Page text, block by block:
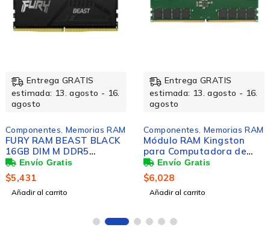
Entrega GRATIS
estimada: 13. agosto - 16.
agosto
Componentes Memorias RAM
FURY RAM BEAST BLACK
16GB DIM M DDR5
5200MHZ
$5,431
Añadir al carrito
Entrega GRATIS
estimada: 13. agosto - 16.
agosto
Componentes Memorias RAM
Módulo RAM Kingston
para Computadora de
escritorio - 16GB - DDR5-
5600/PC5-44800 DDR5
SDRAM - 5600MHz
Single-rank Memoria -
Sin búfer - 288-clavijas -
DIMM - Toda la vida útil
$6,028
Añadir al carrito